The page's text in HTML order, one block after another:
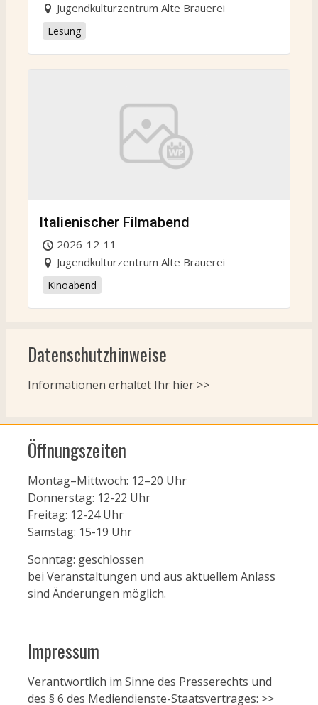
Jugendkulturzentrum Alte Brauerei
Lesung
Italienischer Filmabend
2026-12-11
Jugendkulturzentrum Alte Brauerei
Kinoabend
Datenschutzhinweise
Informationen erhaltet Ihr hier >>
Öffnungszeiten
Montag–Mittwoch: 12–20 Uhr
Donnerstag: 12-22 Uhr
Freitag: 12-24 Uhr
Samstag: 15-19 Uhr
Sonntag: geschlossen
bei Veranstaltungen und aus aktuellem Anlass
sind Änderungen möglich.
Impressum
Verantwortlich im Sinne des Presserechts und
des § 6 des Mediendienste-Staatsvertrages: >>